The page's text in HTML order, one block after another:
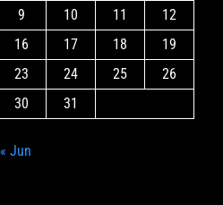
9 10 11
12
16 17 18
19
23 24 25
26
30 31
« Jun